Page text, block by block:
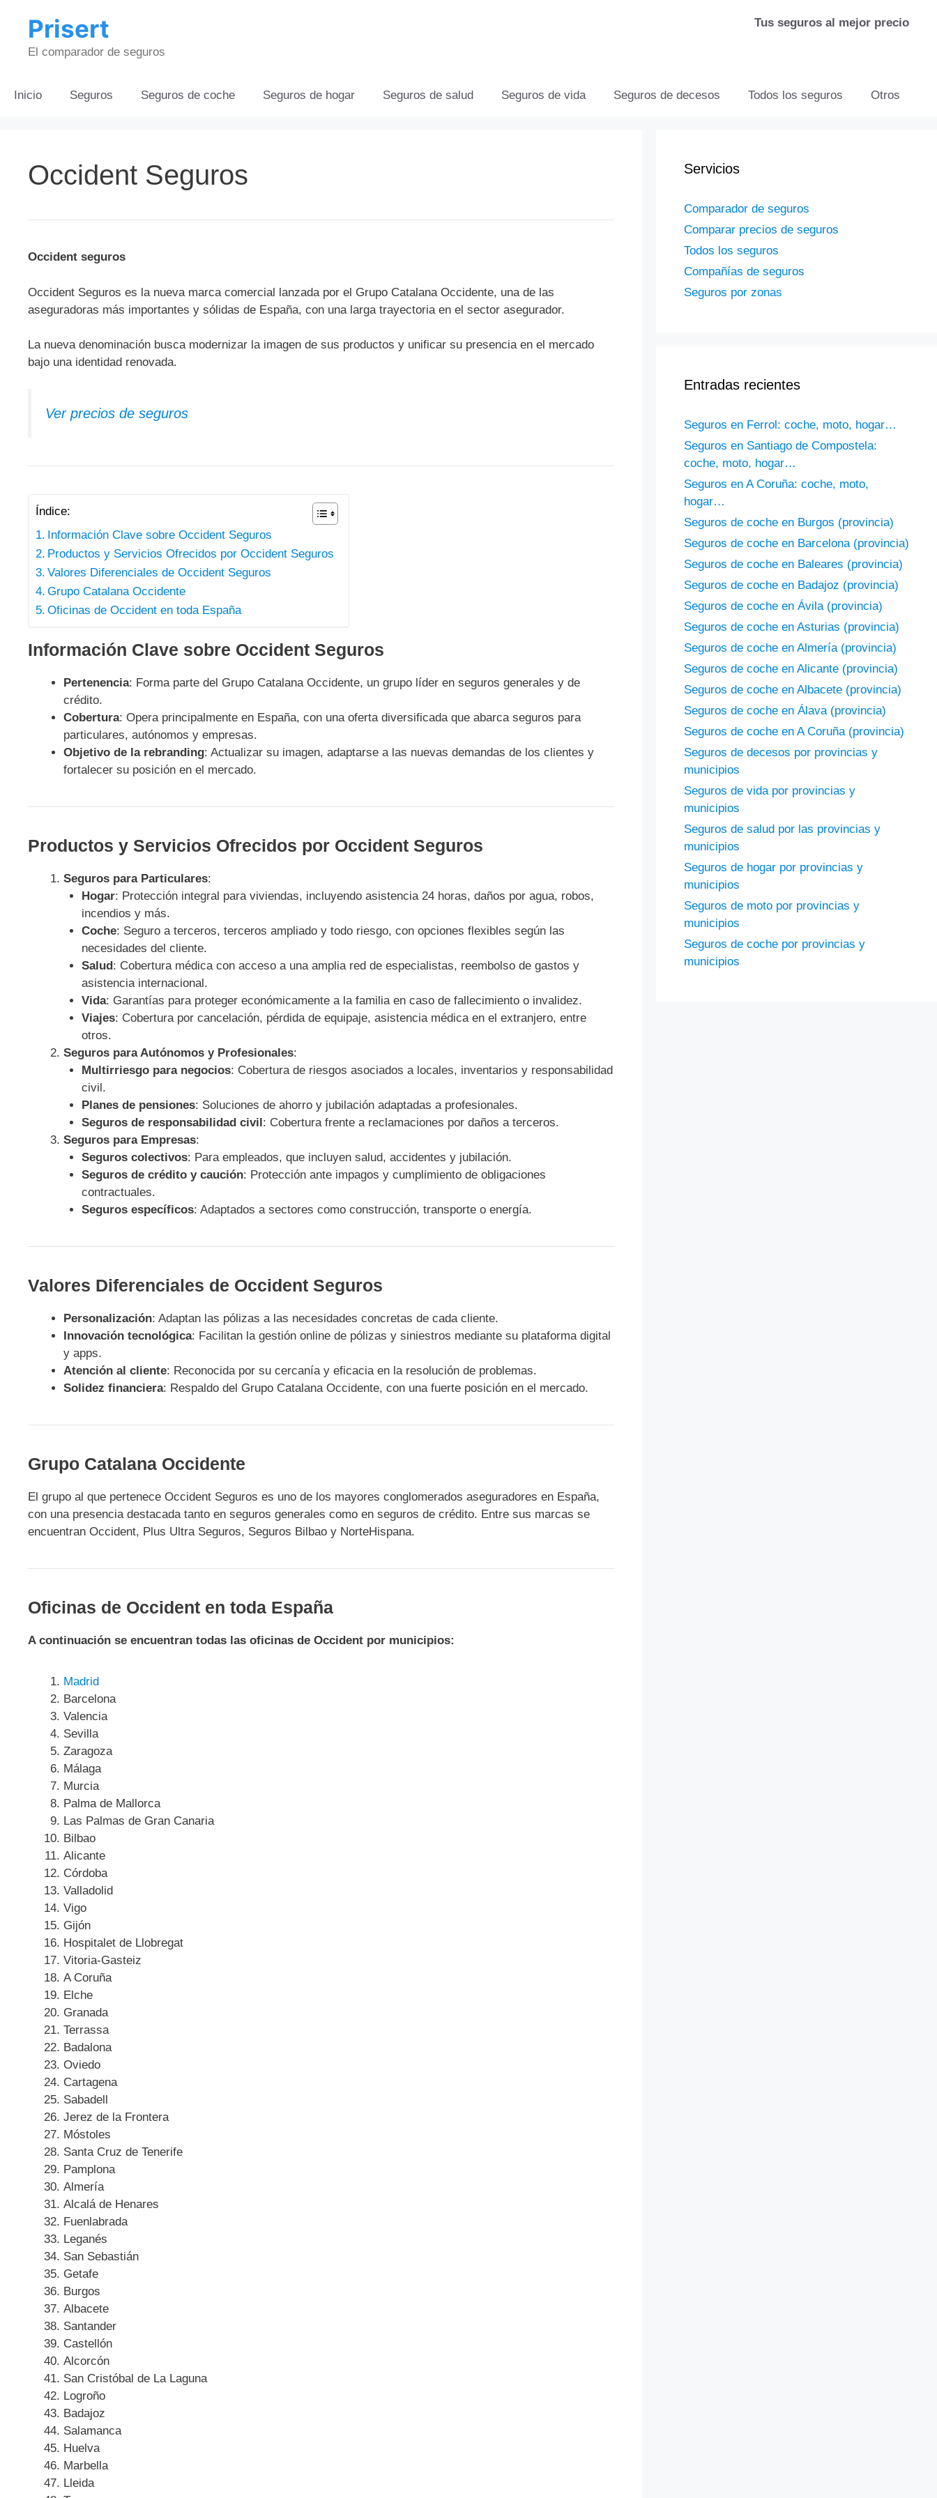
Tus seguros al mejor precio
Prisert
El comparador de seguros
Inicio Seguros Seguros de coche Seguros de hogar Seguros de salud Seguros de vida Seguros de decesos Todos los seguros Otros
Occident Seguros
Occident seguros
Occident Seguros es la nueva marca comercial lanzada por el Grupo Catalana Occidente, una de las
aseguradoras más importantes y sólidas de España, con una larga trayectoria en el sector asegurador.
La nueva denominación busca modernizar la imagen de sus productos y unificar su presencia en el mercado
bajo una identidad renovada.
Ver precios de seguros
Índice:
Información Clave sobre Occident Seguros
Productos y Servicios Ofrecidos por Occident Seguros
Valores Diferenciales de Occident Seguros
Grupo Catalana Occidente
Oficinas de Occident en toda España
Información Clave sobre Occident Seguros
Pertenencia: Forma parte del Grupo Catalana Occidente, un grupo líder en seguros generales y de
crédito.
Cobertura: Opera principalmente en España, con una oferta diversificada que abarca seguros para
particulares, autónomos y empresas.
Objetivo de la rebranding: Actualizar su imagen, adaptarse a las nuevas demandas de los clientes y
fortalecer su posición en el mercado.
Productos y Servicios Ofrecidos por Occident Seguros
Seguros para Particulares:
Hogar: Protección integral para viviendas, incluyendo asistencia 24 horas, daños por agua, robos,
incendios y más.
Coche: Seguro a terceros, terceros ampliado y todo riesgo, con opciones flexibles según las
necesidades del cliente.
Salud: Cobertura médica con acceso a una amplia red de especialistas, reembolso de gastos y
asistencia internacional.
Vida: Garantías para proteger económicamente a la familia en caso de fallecimiento o invalidez.
Viajes: Cobertura por cancelación, pérdida de equipaje, asistencia médica en el extranjero, entre
otros.
Seguros para Autónomos y Profesionales:
Multirriesgo para negocios: Cobertura de riesgos asociados a locales, inventarios y responsabilidad
civil.
Planes de pensiones: Soluciones de ahorro y jubilación adaptadas a profesionales.
Seguros de responsabilidad civil: Cobertura frente a reclamaciones por daños a terceros.
Seguros para Empresas:
Seguros colectivos: Para empleados, que incluyen salud, accidentes y jubilación.
Seguros de crédito y caución: Protección ante impagos y cumplimiento de obligaciones
contractuales.
Seguros específicos: Adaptados a sectores como construcción, transporte o energía.
Valores Diferenciales de Occident Seguros
Personalización: Adaptan las pólizas a las necesidades concretas de cada cliente.
Innovación tecnológica: Facilitan la gestión online de pólizas y siniestros mediante su plataforma digital
y apps.
Atención al cliente: Reconocida por su cercanía y eficacia en la resolución de problemas.
Solidez financiera: Respaldo del Grupo Catalana Occidente, con una fuerte posición en el mercado.
Grupo Catalana Occidente
El grupo al que pertenece Occident Seguros es uno de los mayores conglomerados aseguradores en España,
con una presencia destacada tanto en seguros generales como en seguros de crédito. Entre sus marcas se
encuentran Occident, Plus Ultra Seguros, Seguros Bilbao y NorteHispana.
Oficinas de Occident en toda España
A continuación se encuentran todas las oficinas de Occident por municipios:
Madrid
Barcelona
Valencia
Sevilla
Zaragoza
Málaga
Murcia
Palma de Mallorca
Las Palmas de Gran Canaria
Bilbao
Alicante
Córdoba
Valladolid
Vigo
Gijón
Hospitalet de Llobregat
Vitoria-Gasteiz
A Coruña
Elche
Granada
Terrassa
Badalona
Oviedo
Cartagena
Sabadell
Jerez de la Frontera
Móstoles
Santa Cruz de Tenerife
Pamplona
Almería
Alcalá de Henares
Fuenlabrada
Leganés
San Sebastián
Getafe
Burgos
Albacete
Santander
Castellón
Alcorcón
San Cristóbal de La Laguna
Logroño
Badajoz
Salamanca
Huelva
Marbella
Lleida
Servicios
Comparador de seguros
Comparar precios de seguros
Todos los seguros
Compañías de seguros
Seguros por zonas
Entradas recientes
Seguros en Ferrol: coche, moto, hogar…
Seguros en Santiago de Compostela:
coche, moto, hogar…
Seguros en A Coruña: coche, moto,
hogar…
Seguros de coche en Burgos (provincia)
Seguros de coche en Barcelona (provincia)
Seguros de coche en Baleares (provincia)
Seguros de coche en Badajoz (provincia)
Seguros de coche en Ávila (provincia)
Seguros de coche en Asturias (provincia)
Seguros de coche en Almería (provincia)
Seguros de coche en Alicante (provincia)
Seguros de coche en Albacete (provincia)
Seguros de coche en Álava (provincia)
Seguros de coche en A Coruña (provincia)
Seguros de decesos por provincias y
municipios
Seguros de vida por provincias y
municipios
Seguros de salud por las provincias y
municipios
Seguros de hogar por provincias y
municipios
Seguros de moto por provincias y
municipios
Seguros de coche por provincias y
municipios